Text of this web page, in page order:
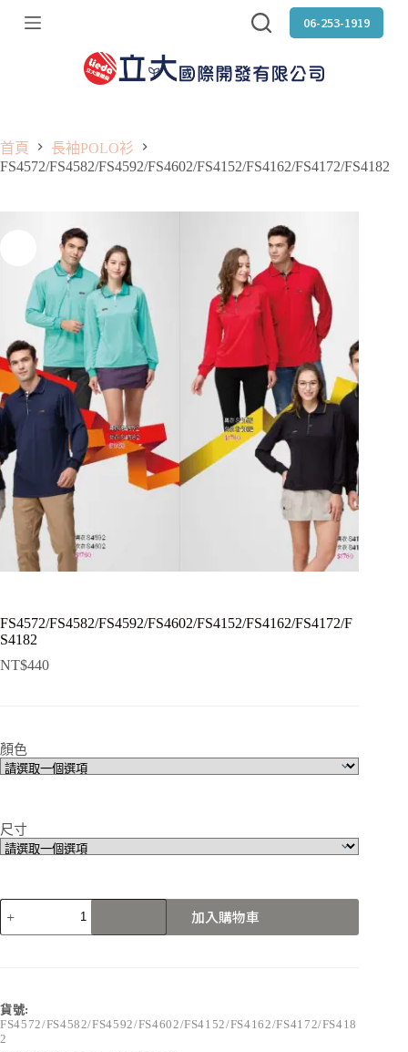
跳
06-253-1919
首頁
長袖POLO衫
FS4572/FS4582/FS4592/FS4602/FS4152/FS4162/FS4172/FS4182
FS4572/FS4582/FS4592/FS4602/FS4152/FS4162/FS4172/F
S4182
NT$440
顏色
尺寸
FS4572/FS4582/FS4592/FS4602/FS4152/FS4162/FS4172/FS4182
數
加入購物車
貨號:
FS4572/FS4582/FS4592/FS4602/FS4152/FS4162/FS4172/FS418
2